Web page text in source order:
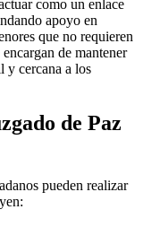
como un enlace
apoyo en
que no requieren
de mantener
y cercana a los
de Paz
pueden realizar